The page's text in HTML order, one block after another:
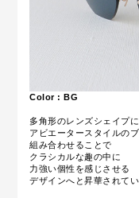
Color : BG
多角形のレンズシェイプに
アビエータースタイルの
組み合わせることで
クラシカルな趣の中に
力強い個性を感じさせる
デザインへと昇華されてい